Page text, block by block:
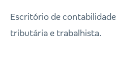
Escritório de
tributária e trabalhista.